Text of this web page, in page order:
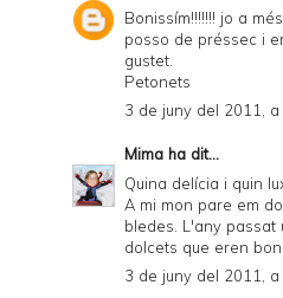
Bonissím!!!!!!! jo a
posso de préssec i
gustet.
Petonets
3 de juny del 2011, a
Mima ha dit...
Quina delícia i quin
A mi mon pare em
bledes. L'any passat
dolcets que eren
3 de juny del 2011, a